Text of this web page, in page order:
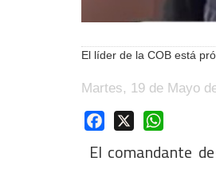
El líder de la COB está
Martes, 19 de Mayo
Facebook
El comandante